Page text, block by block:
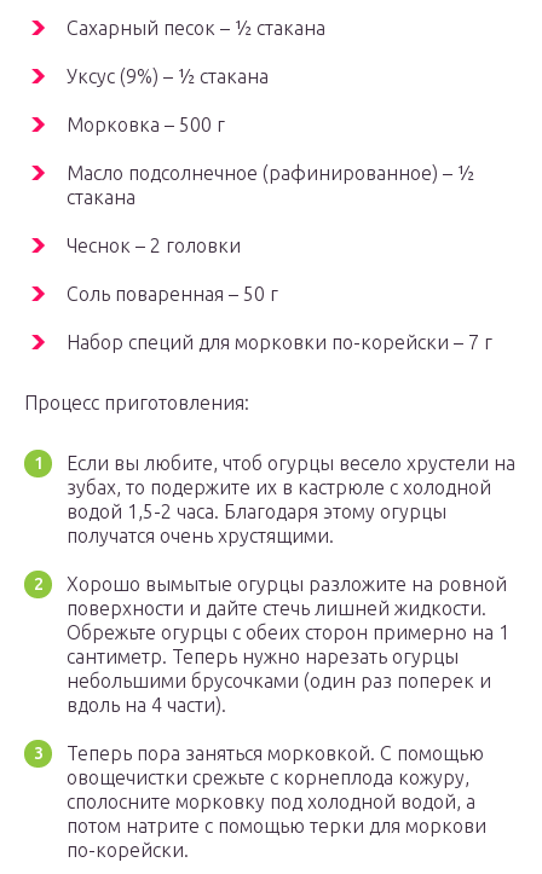
Сахарный песок – ½ стакана
Уксус (9%) – ½ стакана
Морковка – 500 г
Масло подсолнечное (рафинированное) – ½
стакана
Чеснок – 2 головки
Соль поваренная – 50 г
Набор специй для морковки по-корейски – 7 г
Процесс приготовления:
Если вы любите, чтоб огурцы весело хрустели на
зубах, то подержите их в кастрюле с холодной
водой 1,5-2 часа. Благодаря этому огурцы
получатся очень хрустящими.
Хорошо вымытые огурцы разложите на ровной
поверхности и дайте стечь лишней жидкости.
Обрежьте огурцы с обеих сторон примерно на 1
сантиметр. Теперь нужно нарезать огурцы
небольшими брусочками (один раз поперек и
вдоль на 4 части).
Теперь пора заняться морковкой. С помощью
овощечистки срежьте с корнеплода кожуру,
сполосните морковку под холодной водой, а
потом натрите с помощью терки для моркови
по-корейски.